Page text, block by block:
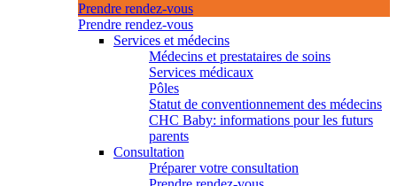
Prendre rendez-vous
Prendre rendez-vous
Services et médecins
Médecins et prestataires de soins
Services médicaux
Pôles
Statut de conventionnement des médecins
CHC Baby: informations pour les futurs
parents
Consultation
Préparer votre consultation